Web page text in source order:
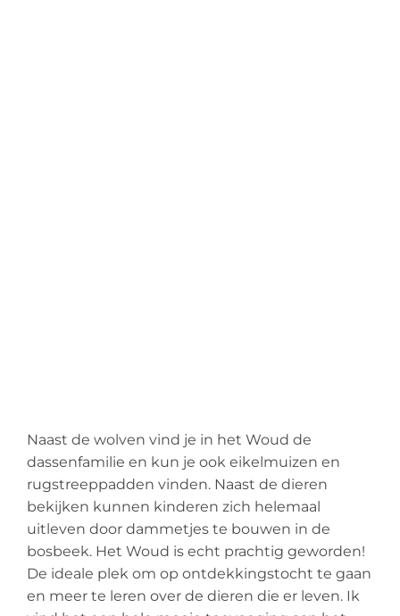
Naast de wolven vind je in het Woud de
dassenfamilie en kun je ook eikelmuizen en
rugstreeppadden vinden. Naast de dieren
bekijken kunnen kinderen zich helemaal
uitleven door dammetjes te bouwen in de
bosbeek. Het Woud is echt prachtig geworden!
De ideale plek om op ontdekkingstocht te gaan
en meer te leren over de dieren die er leven. Ik